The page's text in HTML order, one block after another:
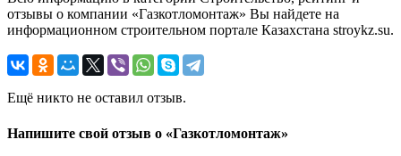
отзывы о компании «Газкотломонтаж» Вы найдете на
информационном строительном портале Казахстана stroykz.su.
Ещё никто не оставил отзыв.
Напишите свой отзыв о «Газкотломонтаж»